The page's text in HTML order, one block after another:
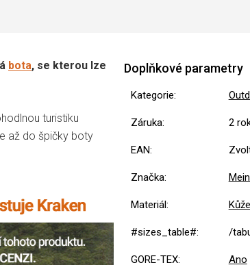
bota, se kterou lze
turistiku
až do špičky boty
Doplňkové parametry
Kategorie:
Záruka: 2
EAN:
Značka:
Materiál: Kůže
#sizes_table#: /
GORE-TEX: Ano